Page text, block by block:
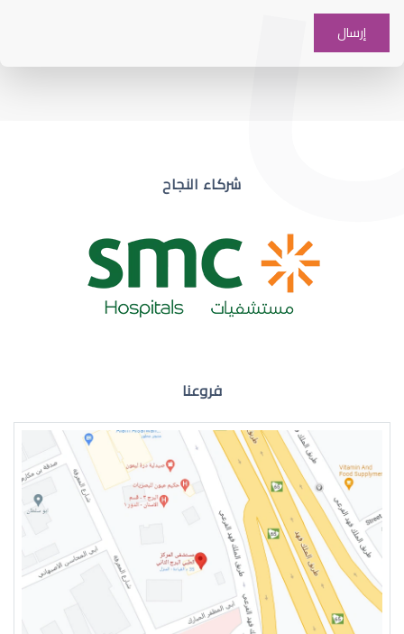
ضعف نظر مفاجئ
ضعف نظر في العين اليسرى
شركاء النجاح
فروعنا